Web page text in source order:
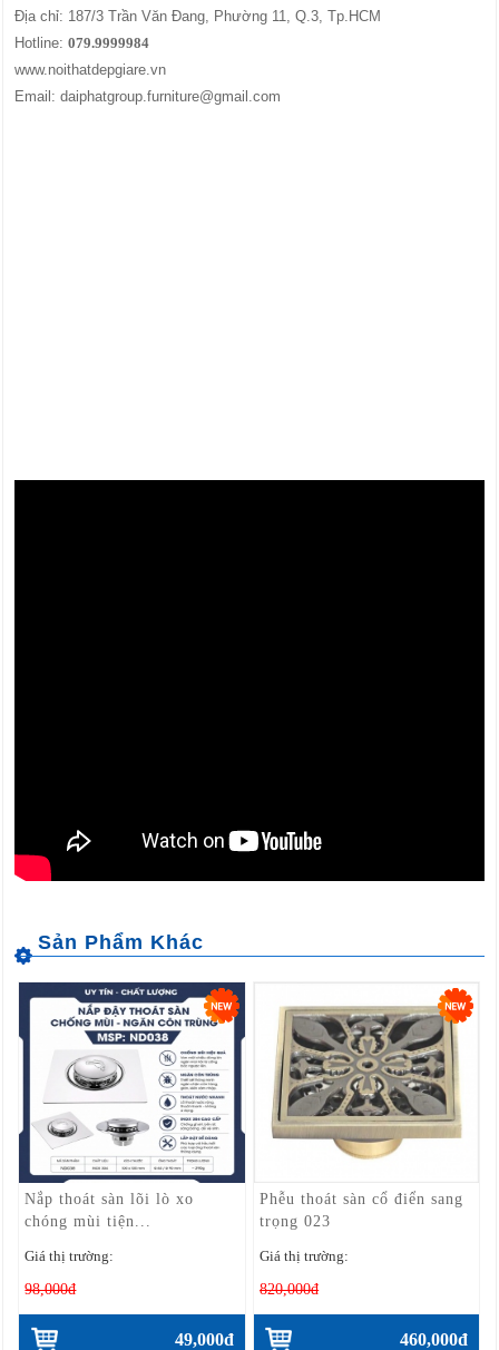
Địa chỉ: 187/3 Trần Văn Đang, Phường 11, Q.3, Tp.HCM
Hotline:079.9999984
www.noithatdepgiare.vn
Email: daiphatgroup.furniture@gmail.com
Nắp thoát sàn lõi lò xo
chóng mùi tiện...
Giá thị trường:
98,000đ
49,000đ
Phễu thoát sàn cổ điển sang
trọng 023
Giá thị trường:
820,000đ
460,000đ